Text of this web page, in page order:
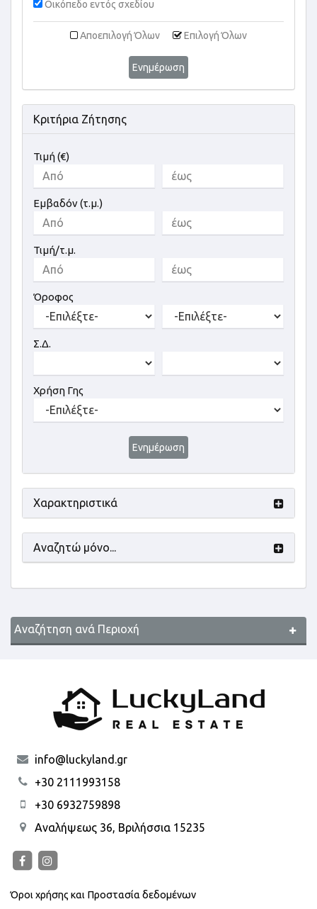
Οικόπεδο εντός σχεδίου
Αποεπιλογή Όλων Επιλογή Όλων
Ενημέρωση
Κριτήρια Ζήτησης
Τιμή (€)
Εμβαδόν (τ.μ.)
Τιμή/τ.μ.
Όροφος
Σ.Δ.
Χρήση Γης
Ενημέρωση
Χαρακτηριστικά
Αναζητώ μόνο...
Αναζήτηση ανά Περιοχή
info@luckyland.gr
+30 2111993158
+30 6932759898
Αναλήψεως 36, Βριλήσσια 15235
Όροι χρήσης και Προστασία δεδομένων